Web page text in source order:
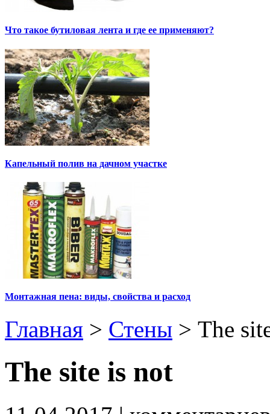
Что такое бутиловая лента и где ее применяют?
Капельный полив на дачном участке
Монтажная пена: виды, свойства и расход
Главная > Стены > The
The site is not